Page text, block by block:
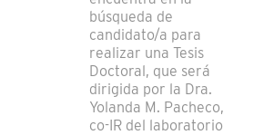
búsqueda de
candidato/a para
realizar una Tesis
Doctoral, que será
dirigida por la Dra.
Yolanda M. Pacheco,
co-IR del laboratorio